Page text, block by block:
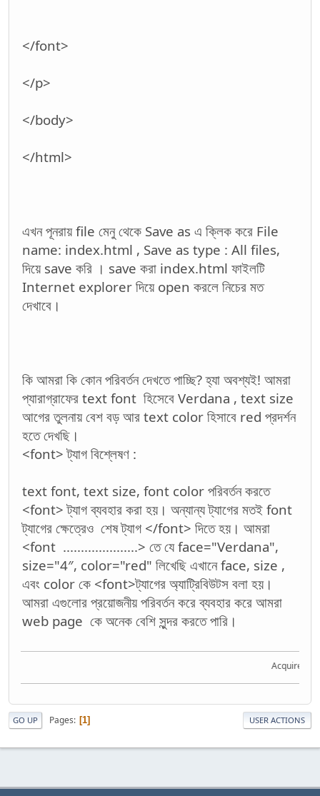
</font>
</p>
</body>
</html>
এখন পূনরায় file মেনু থেকে Save as এ ক্লিক করে File
name: index.html , Save as type : All files,
দিয়ে save করি । save করা index.html ফাইলটি
Internet explorer দিয়ে open করলে নিচের মত
দেখাবে।
কি আমরা কি কোন পরিবর্তন দেখতে পাচ্ছি? হ্যা অবশ্যই! আমরা
প্যারাগ্রাফের text font হিসেবে Verdana , text size
আগের তুলনায় বেশ বড় আর text color হিসাবে red প্রদর্শন
হতে দেখছি।
<font> ট্যাগ বিশ্লেষণ :
text font, text size, font color পরিবর্তন করতে
<font> ট্যাগ ব্যবহার করা হয়। অন্যান্য ট্যাগের মতই font
ট্যাগের ক্ষেত্রেও শেষ ট্যাগ </font> দিতে হয়। আমরা
<font .....................> তে যে face="Verdana",
size="4″, color="red" লিখেছি এখানে face, size ,
এবং color কে <font>ট্যাগের অ্যাট্রিবিউটস বলা হয়।
আমরা এগুলোর প্রয়োজনীয় পরিবর্তন করে ব্যবহার করে আমরা
web page কে অনেক বেশি সুন্দর করতে পারি।
Acquire the
GO UP Pages 1 USER ACTIONS